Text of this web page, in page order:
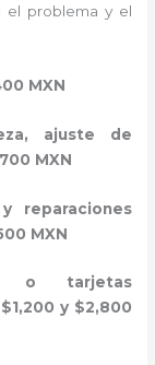
el problema y el
MXN
ajuste de
MXN
reparaciones
MXN
o tarjetas
$1,200 y $2,800